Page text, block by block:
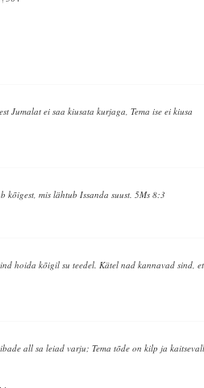
Jumalat ei saa kiusata kurjaga, Tema ise ei kiusa
kõigest, mis lähtub Issanda suust. 5Ms 8:3
hoida kõigil su teedel. Kätel nad kannavad sind,
all sa leiad varju; Tema tõde on kilp ja kaitsevall.